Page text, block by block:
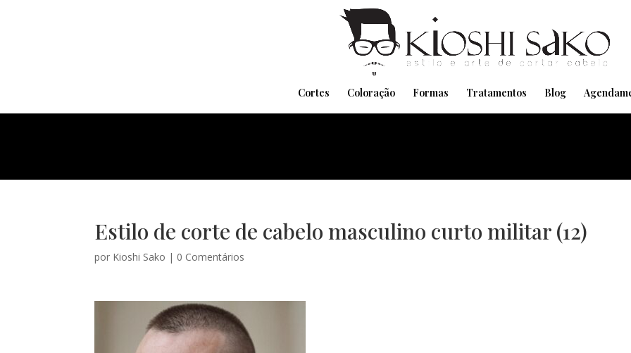
Cortes Coloração Formas Tratamentos Blog
Estilo de corte de cabelo masculino curto militar (12)
por Kioshi Sako | 0 Comentários
Pensando em transformar seu Visual??
Agende pelo Whatsapp